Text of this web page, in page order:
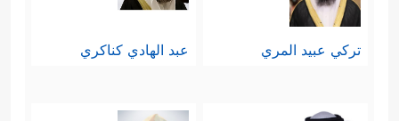
تركي عبيد المري عبد الهادي كناكري